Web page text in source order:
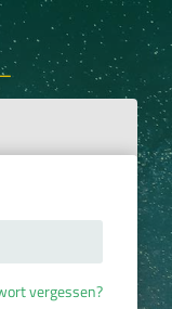
vergessen?